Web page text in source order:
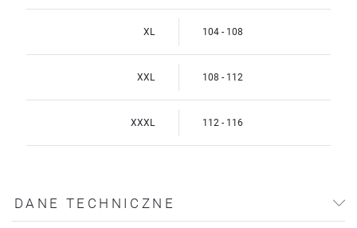
XL 104 - 108
XXL 108 - 112
XXXL 112 - 116
DANE TECHNICZNE